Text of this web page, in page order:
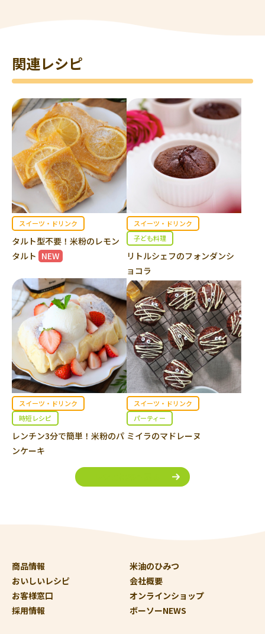
関連レシピ
スイーツ・ドリンク
タルト型不要！米粉のレモン
タルト NEW
スイーツ・ドリンク
子ども料理
リトルシェフのフォンダンシ
ョコラ
スイーツ・ドリンク
時短レシピ
レンチン3分で簡単！米粉のパ
ンケーキ
スイーツ・ドリンク
パーティー
ミイラのマドレーヌ
商品情報
米油のひみつ
おいしいレシピ
会社概要
お客様窓口
オンラインショップ
採用情報
ボーソーNEWS